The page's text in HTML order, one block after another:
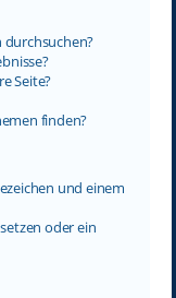
durchsuchen?
Seite?
finden?
und einem
oder ein